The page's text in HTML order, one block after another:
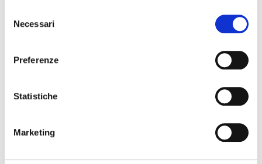
delNecessari
Preferenze
Statistiche
Marketing